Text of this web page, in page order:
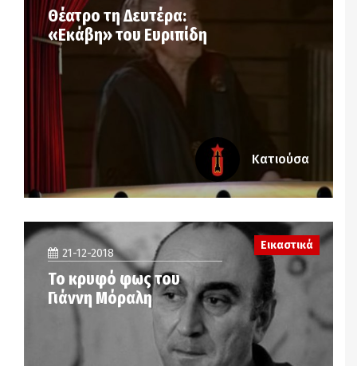
Θέατρο τη Δευτέρα:
«Εκάβη» του Ευριπίδη
Κατιούσα
21-12-2018
Το κρυφό φως του
Γιάννη Μόραλη
Εικαστικά